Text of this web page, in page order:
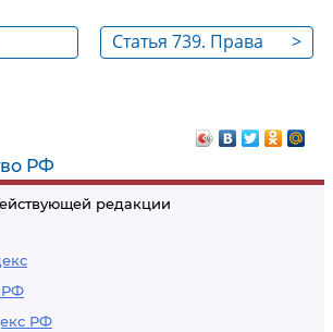
РФ
редакции
РФ
РФ
работе
>
Статья 739. Права
выполнения или
невыполнения
работы по договору
бытового подряда